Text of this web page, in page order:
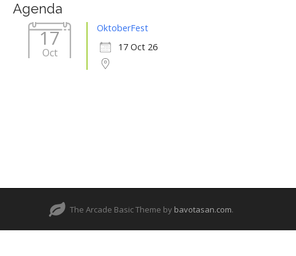
Agenda
17
Oct
OktoberFest
17 Oct 26
The Arcade Basic Theme by bavotasan.com.